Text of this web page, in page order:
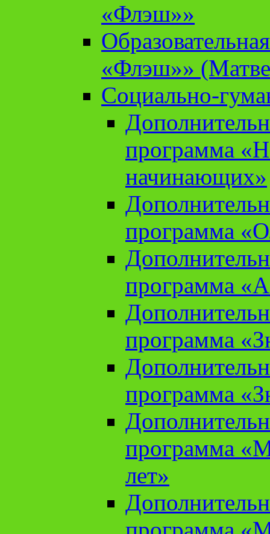
«Флэш»»
«Флэш»»
Социально-
программа
начинающих»
программа
программа
программа
программа
программа
лет»